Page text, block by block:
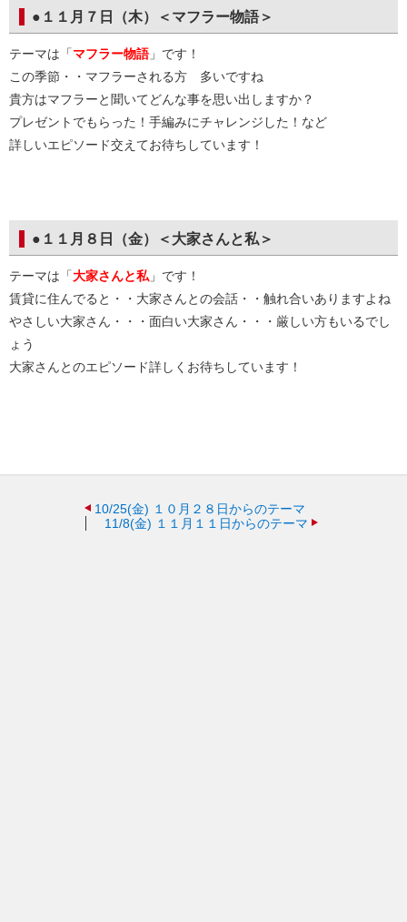
●１１月７日（木）＜マフラー物語＞
テーマは「マフラー物語 」です！
この季節・・マフラーされる方 多いですね
貴方はマフラーと聞いてどんな事を思い出しますか？
プレゼントでもらった！手編みにチャレンジした！など
詳しいエピソード交えてお待ちしています！
●１１月８日（金）＜大家さんと私＞
テーマは「大家さんと私 」です！
賃貸に住んでると・・大家さんとの会話・・触れ合いありますよね
やさしい大家さん・・・面白い大家さん・・・厳しい方もいるでし
ょう
大家さんとのエピソード詳しくお待ちしています！
10/25(金) １０月２８日からのテーマ
11/8(金) １１月１１日からのテーマ